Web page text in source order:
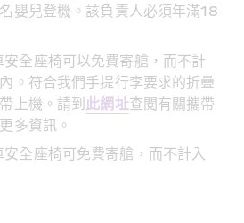
嬰兒登機。該負責人必須年滿18
全座椅可以免費寄艙，而不計
。符合我們手提行李要求的折疊
上機。請到 此網址查閱有關攜帶
多資訊。
全座椅可免費寄艙，而不計入